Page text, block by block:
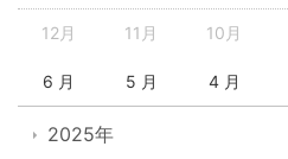
12月 11月 10月
6 月 5 月 4 月
2025年